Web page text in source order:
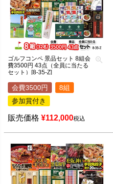
ゴルフコンペ 景品セット 8組会
費3500円 43点（全員に当たる
セット）[8-35-Z]
会費3500円
8組
参加賞付き
販売価格 ¥112,000税込